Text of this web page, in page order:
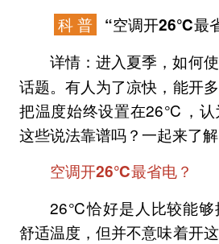
科 普 “空调开26℃最
详情：进入夏季，如何
话题。有人为了凉快，能开
把温度始终设置在26℃，认
这些说法靠谱吗？一起来了解
空调开26℃最省电？
26℃恰好是人比较能够
舒适温度，但并不意味着开